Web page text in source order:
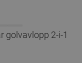
golvavlopp 2-i-1